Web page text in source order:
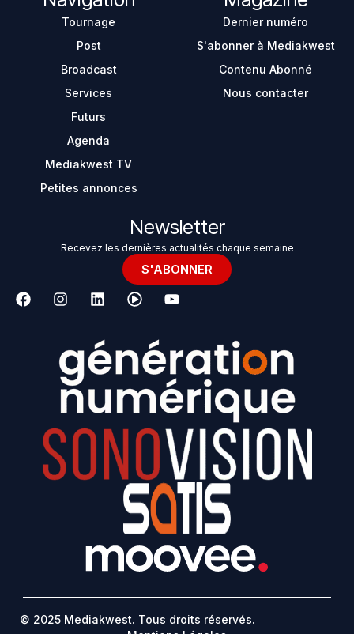
Tournage
Post
Broadcast
Services
Futurs
Agenda
Mediakwest TV
Petites annonces
Dernier numéro
S'abonner à Mediakwest
Contenu Abonné
Nous contacter
Newsletter
Recevez les dernières actualités chaque semaine
S'ABONNER
© 2025 Mediakwest. Tous droits réservés.